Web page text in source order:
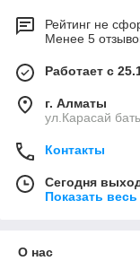
Рейтинг не
Менее 5
Работает с
г. Алматы
ул.Карасай
Контакты
Сегодня
Показать
О нас